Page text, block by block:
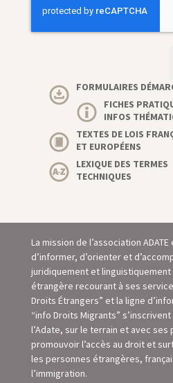
FORMULAIRES
FICHES
INFOS
TEXTES DE LOIS
ET EUROPÉENS
LEXIQUE DES TERMES
TECHNIQUES
La mission de l’association
d’informer, d’orienter et
juridiquement et
étrangère recourant à ses
Droits Étrangers” et la ligne
“info Droits Migrants”
l’Adate, sur le terrain et avec
promouvoir l’accès au droit et
les personnes étrangères,
l’immigration.